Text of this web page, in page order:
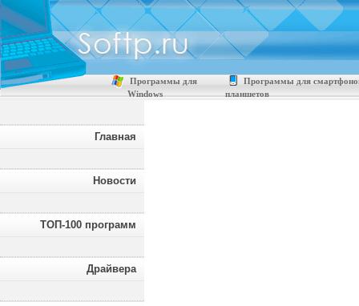
Программы для
Windows
Программы для
планшетов
Главная
Новости
ТОП-100 программ
Драйвера